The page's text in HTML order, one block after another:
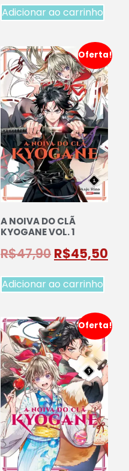
Adicionar ao carrinho
Oferta!
A NOIVA DO CLÃ
KYOGANE VOL. 1
R$47,90 R$45,50
Adicionar ao carrinho
Oferta!